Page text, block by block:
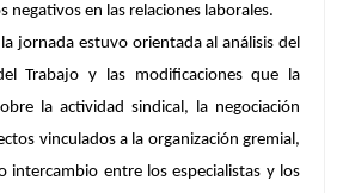
negativos en las relaciones laborales.
jornada estuvo orientada al análisis del
Trabajo y las modificaciones que la
la actividad sindical, la negociación
vinculados a la organización gremial,
intercambio entre los especialistas y los